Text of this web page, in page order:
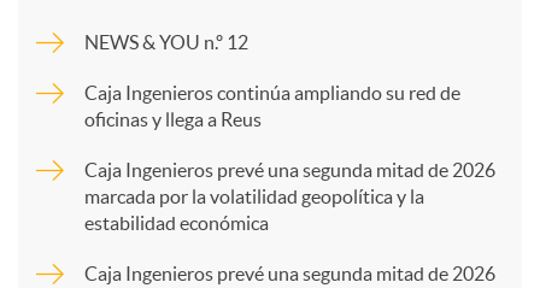
m
p
a
NEWS & YOU n.º 12
Caja Ingenieros continúa ampliando su red de
oficinas y llega a Reus
Caja Ingenieros prevé una segunda mitad de 2026
marcada por la volatilidad geopolítica y la
estabilidad económica
Caja Ingenieros prevé una segunda mitad de 2026